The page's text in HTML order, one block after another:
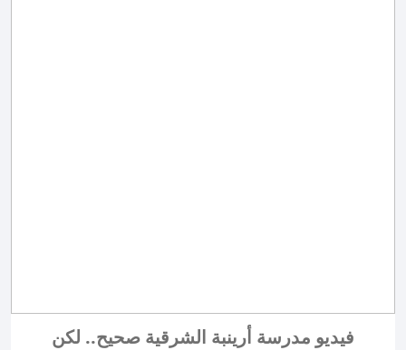
فيديو مدرسة أرينبة الشرقية صحيح.. لكن